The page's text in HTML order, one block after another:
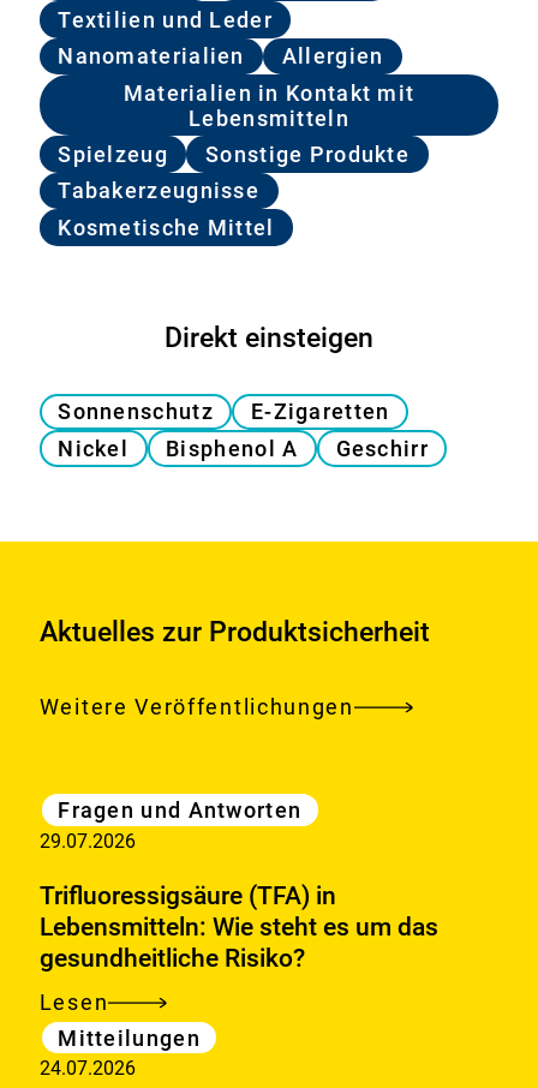
Textilien und Leder
Nanomaterialien
Allergien
Materialien in Kontakt mit
Lebensmitteln
Spielzeug
Sonstige Produkte
Tabakerzeugnisse
Kosmetische Mittel
Direkt einsteigen
Sonnenschutz
E-Zigaretten
Nickel
Bisphenol A Geschirr
Aktuelles zur Produktsicherheit
Weitere Veröffentlichungen
Aktuelle
Meldungen
Kategorie
Fragen und Antworten
29.07.2026
Trifluoressigsäure (TFA) in
Lebensmitteln: Wie steht es um das
gesundheitliche Risiko?
Lesen
Trifluoressigsäure
(TFA)
Kategorie
Mitteilungen
24.07.2026